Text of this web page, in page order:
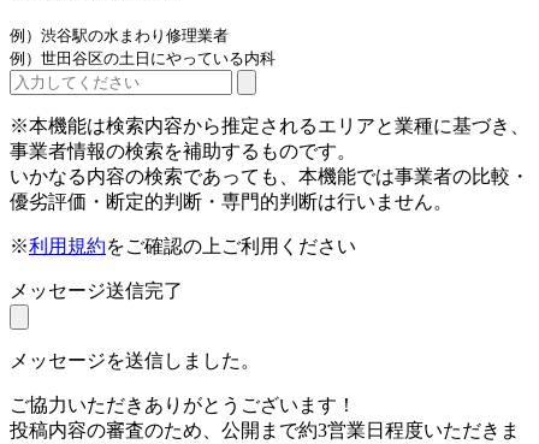
例）渋谷駅の水まわり修理業者
例）世田谷区の土日にやっている内科
※本機能は検索内容から推定されるエリアと業種に基づき、
事業者情報の検索を補助するものです。
いかなる内容の検索であっても、本機能では事業者の比較・
優劣評価・断定的判断・専門的判断は行いません。
※利用規約をご確認の上ご利用ください
メッセージ送信完了
メッセージを送信しました。
ご協力いただきありがとうございます！
投稿内容の審査のため、公開まで約3営業日程度いただきま